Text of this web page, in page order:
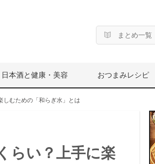
まとめ一覧
日本酒と健康・美容 おつまみレシピ
しむための「和らぎ水」とは
らい？上手に楽